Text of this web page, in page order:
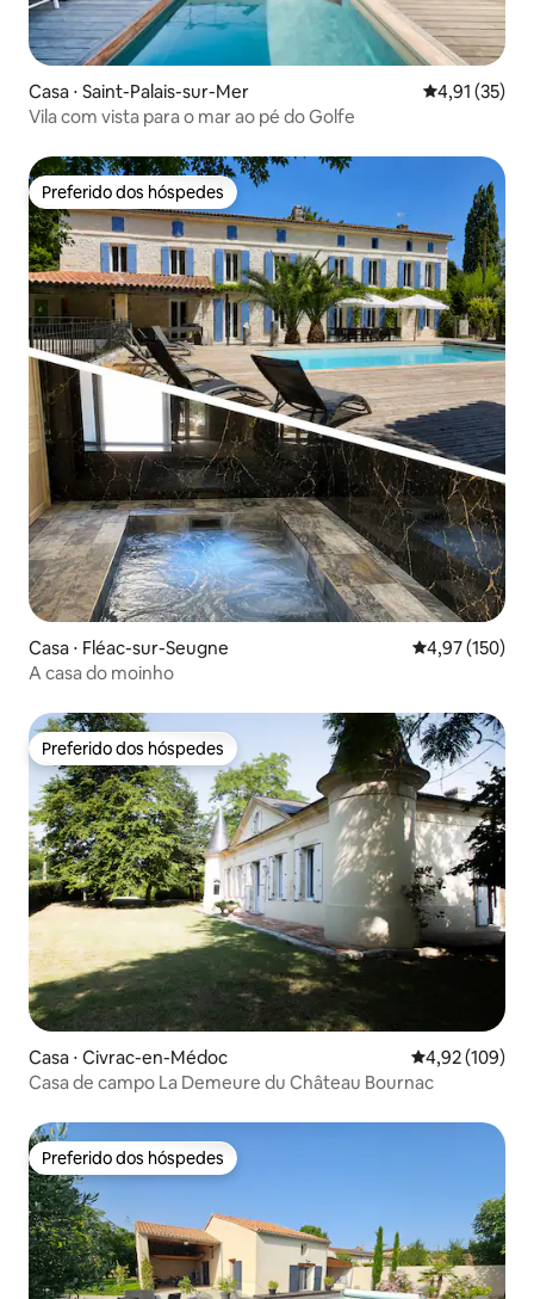
Casa ⋅ Saint-Palais-sur-Mer 4,91 de uma
4,91 (35)
Vila com vista para o mar ao pé do Golfe
Preferido dos hóspedes
Preferido dos hóspedes
Casa ⋅ Fléac-sur-Seugne 4,97 de uma
4,97 (150)
A casa do moinho
Preferido dos hóspedes
Preferido dos hóspedes
Casa ⋅ Civrac-en-Médoc 4,92 de uma
4,92 (109)
Casa de campo La Demeure du Château Bournac
Preferido dos hóspedes
Preferido dos hóspedes